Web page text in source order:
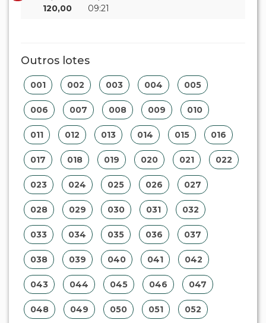
120,00
09:21
Outros lotes
001 002 003 004 005
006 007 008 009 010
011 012 013 014 015 016
017 018 019 020 021 022
023 024 025 026 027
028 029 030 031 032
033 034 035 036 037
038 039 040 041 042
043 044 045 046 047
048 049 050 051 052